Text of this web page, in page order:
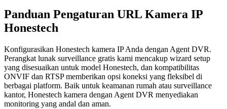
Panduan Pengaturan URL Kamera IP
Honestech
Konfigurasikan Honestech kamera IP Anda dengan Agent DVR.
Perangkat lunak surveillance gratis kami mencakup wizard setup
yang disesuaikan untuk model Honestech, dan kompatibilitas
ONVIF dan RTSP memberikan opsi koneksi yang fleksibel di
berbagai platform. Baik untuk keamanan rumah atau surveillance
kantor, Honestech kamera dengan Agent DVR menyediakan
monitoring yang andal dan aman.